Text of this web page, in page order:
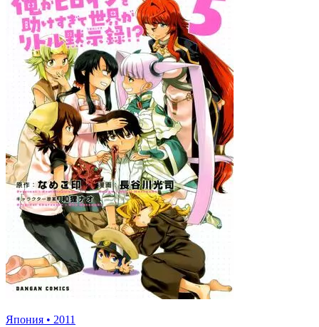
Япония • 2011